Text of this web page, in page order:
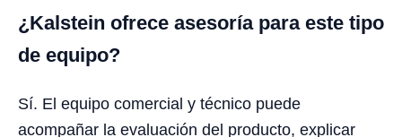
¿Kalstein ofrece asesoría para este tipo
de equipo?
Sí. El equipo comercial y técnico puede
acompañar la evaluación del producto, explicar